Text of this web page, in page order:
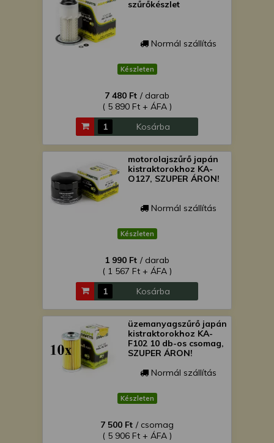
szűrőkészlet
Normál szállítás
Készleten
7 480 Ft / darab
( 5 890 Ft + ÁFA )
Kosárba
motorolajszűrő japán
kistraktorokhoz KA-
O127, SZUPER ÁRON!
Normál szállítás
Készleten
1 990 Ft / darab
( 1 567 Ft + ÁFA )
Kosárba
üzemanyagszűrő japán
kistraktorokhoz KA-
F102 10 db-os csomag,
SZUPER ÁRON!
Normál szállítás
Készleten
7 500 Ft / csomag
( 5 906 Ft + ÁFA )